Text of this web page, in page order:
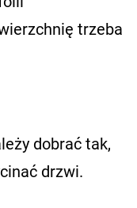
trzeba
dobrać tak,
drzwi.